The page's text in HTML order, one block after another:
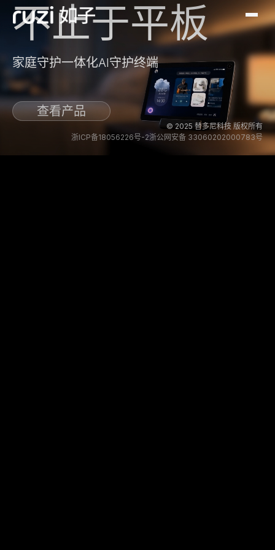
不止于平板
家庭守护一体化AI守护终端
查看产品
© 2025 替多尼科技 版权所有
浙ICP备18056226号-2浙公网安备 33060202000783号